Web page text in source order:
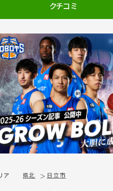
クチコミ
ア 県北 日立市